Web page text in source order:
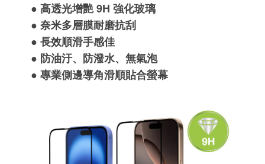
● 高透光增艷 9H 強化玻璃
● 奈米多層膜耐磨抗刮
● 長效順滑手感佳
● 防油汙、防潑水、無氣泡
● 專業側邊導角滑順貼合螢幕